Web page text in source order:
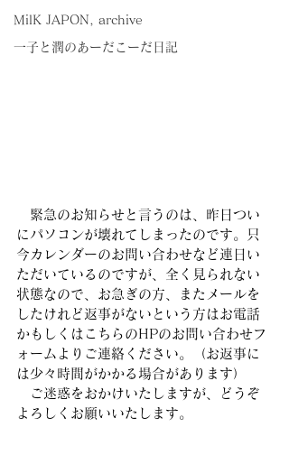
MilK JAPON, archive
一子と潤のあーだこーだ日記
緊急のお知らせと言うのは、昨日つい
にパソコンが壊れてしまったのです。只
今カレンダーのお問い合わせなど連日い
ただいているのですが、全く見られない
状態なので、お急ぎの方、またメールを
したけれど返事がないという方はお電話
かもしくはこちらのHPのお問い合わせフ
ォームよりご連絡ください。（お返事に
は少々時間がかかる場合があります）
ご迷惑をおかけいたしますが、どうぞ
よろしくお願いいたします。